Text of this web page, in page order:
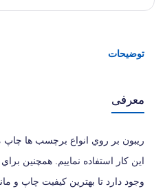
توضیحات
معرفی
ریبون بر روي انواع برچسب ها
این کار استفاده نماییم. همچنين
وجود دارد تا بهترين كيفيت چاپ و